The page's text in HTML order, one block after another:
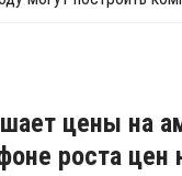
цены на
роста цен